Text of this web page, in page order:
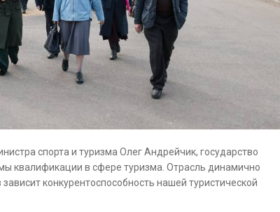
спорта и туризма Олег Андрейчик, государство
квалификации в сфере туризма. Отрасль динамично
конкурентоспособность нашей туристической